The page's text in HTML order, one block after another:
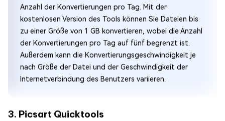
Anzahl der Konvertierungen pro Tag. Mit der
kostenlosen Version des Tools können Sie Dateien bis
zu einer Größe von 1 GB konvertieren, wobei die Anzahl
der Konvertierungen pro Tag auf fünf begrenzt ist.
Außerdem kann die Konvertierungsgeschwindigkeit je
nach Größe der Datei und der Geschwindigkeit der
Internetverbindung des Benutzers variieren.
3. Picsart Quicktools